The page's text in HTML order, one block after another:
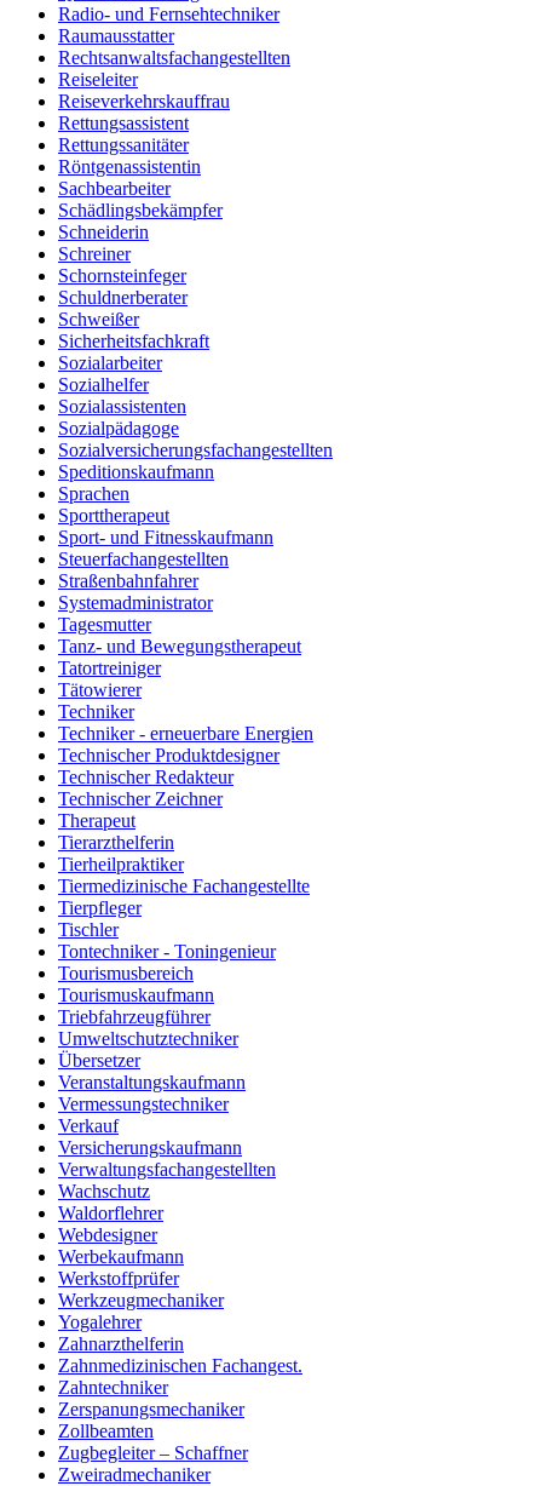
Radio- und Fernsehtechniker
Raumausstatter
Rechtsanwaltsfachangestellten
Reiseleiter
Reiseverkehrskauffrau
Rettungsassistent
Rettungssanitäter
Röntgenassistentin
Sachbearbeiter
Schädlingsbekämpfer
Schneiderin
Schreiner
Schornsteinfeger
Schuldnerberater
Schweißer
Sicherheitsfachkraft
Sozialarbeiter
Sozialhelfer
Sozialassistenten
Sozialpädagoge
Sozialversicherungsfachangestellten
Speditionskaufmann
Sprachen
Sporttherapeut
Sport- und Fitnesskaufmann
Steuerfachangestellten
Straßenbahnfahrer
Systemadministrator
Tagesmutter
Tanz- und Bewegungstherapeut
Tatortreiniger
Tätowierer
Techniker
Techniker - erneuerbare Energien
Technischer Produktdesigner
Technischer Redakteur
Technischer Zeichner
Therapeut
Tierarzthelferin
Tierheilpraktiker
Tiermedizinische Fachangestellte
Tierpfleger
Tischler
Tontechniker - Toningenieur
Tourismusbereich
Tourismuskaufmann
Triebfahrzeugführer
Umweltschutztechniker
Übersetzer
Veranstaltungskaufmann
Vermessungstechniker
Verkauf
Versicherungskaufmann
Verwaltungsfachangestellten
Wachschutz
Waldorflehrer
Webdesigner
Werbekaufmann
Werkstoffprüfer
Werkzeugmechaniker
Yogalehrer
Zahnarzthelferin
Zahnmedizinischen Fachangest.
Zahntechniker
Zerspanungsmechaniker
Zollbeamten
Zugbegleiter – Schaffner
Zweiradmechaniker